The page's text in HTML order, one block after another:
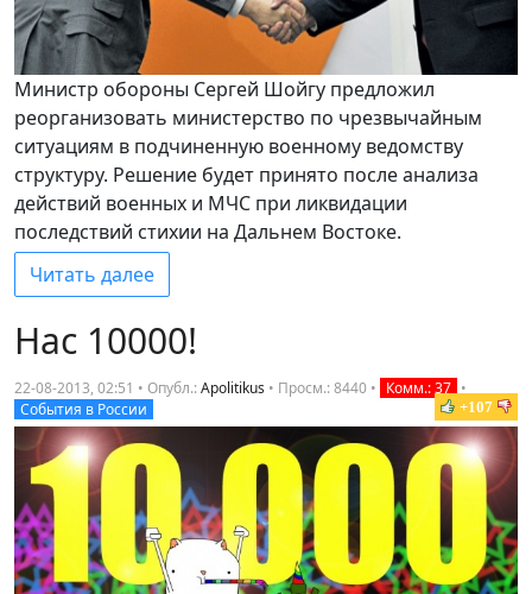
Министр обороны Сергей Шойгу предложил
реорганизовать министерство по чрезвычайным
ситуациям в подчиненную военному ведомству
структуру. Решение будет принято после анализа
действий военных и МЧС при ликвидации
последствий стихии на Дальнем Востоке.
Читать далее
Нас 10000!
22-08-2013, 02:51 • Опубл.:Apolitikus • Просм.: 8440 • Комм.: 37 •
События в России
+107